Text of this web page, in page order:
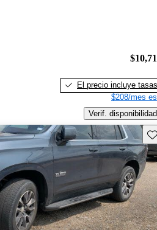
El precio incluye tasas
$208/mes
Verif. disponibilidad